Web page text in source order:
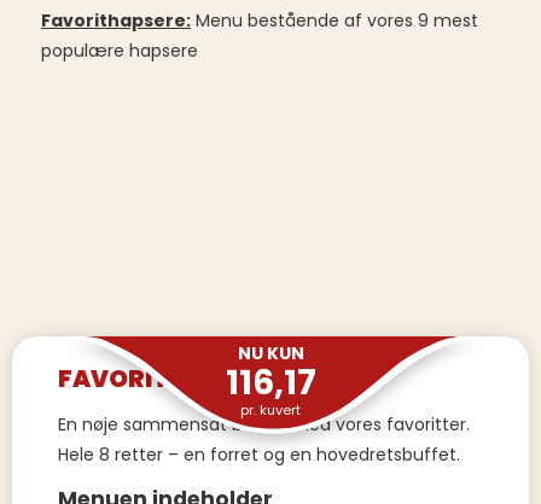
Favorithapsere: Menu bestående af vores 9 mest
populære hapsere
NU KUN
116,17
pr. kuvert
FAVORITBUFFET
En nøje sammensat buffet med vores favoritter.
Hele 8 retter – en forret og en hovedretsbuffet.